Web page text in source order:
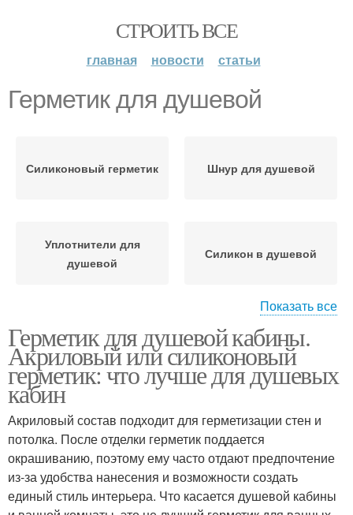
СТРОИТЬ ВСЕ
главная новости статьи
Герметик для душевой
Силиконовый герметик Шнур для душевой
Уплотнители для
душевой
Силикон в душевой
Герметик на душевую Герметик для душевых
Стенки в душевой
Высокомодульные
герметики
Герметики для душевых
Полиуретановый
Показать все
Герметик для душевой кабины.
Акриловый или силиконовый
герметик: что лучше для душевых
кабин
Акриловый состав подходит для герметизации стен и
потолка. После отделки герметик поддается
окрашиванию, поэтому ему часто отдают предпочтение
из-за удобства нанесения и возможности создать
единый стиль интерьера. Что касается душевой кабины